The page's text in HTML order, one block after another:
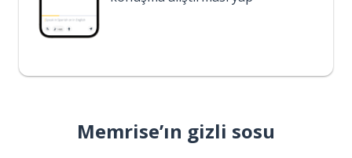
Memrise’ın gizli sosu